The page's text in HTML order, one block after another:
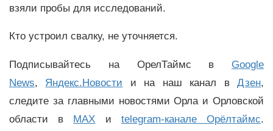
взяли пробы для исследований.
Кто устроил свалку, не уточняется.
Подписывайтесь на ОрелТаймс в Google
News, Яндекс.Новости и на наш канал вДзен,
следите за главными новостями Орла и Орловской
области в MAX и telegram-канале Орёлтаймс.